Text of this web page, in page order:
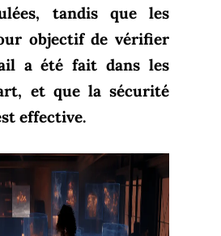
tandis que les
objectif de vérifier
a été fait dans les
et que la sécurité
effective.